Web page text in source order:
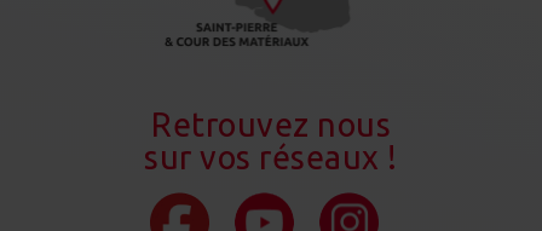
Retrouvez nous
sur vos réseaux !